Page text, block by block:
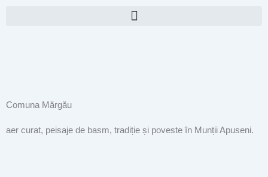
Comuna Mărgău
aer curat, peisaje de basm, tradiție și poveste în Munții Apuseni.